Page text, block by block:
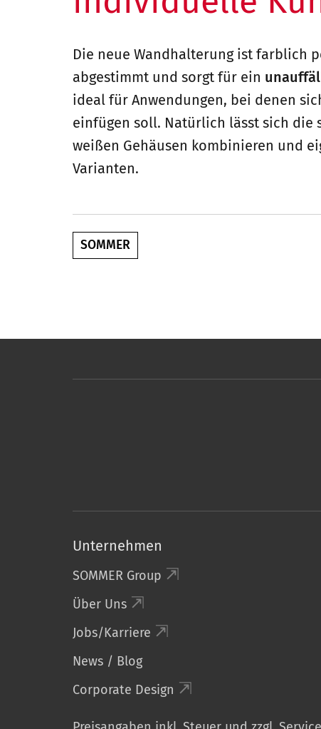
Die neue Wandhalterung ist farblich
abgestimmt und sorgt für ein
ideal für Anwendungen, bei denen
einfügen soll. Natürlich lässt sich die
weißen Gehäusen kombinieren und
Varianten.
SOMMER
Unternehmen
SOMMER Group
Über Uns
Jobs/Karriere
News / Blog
Corporate Design